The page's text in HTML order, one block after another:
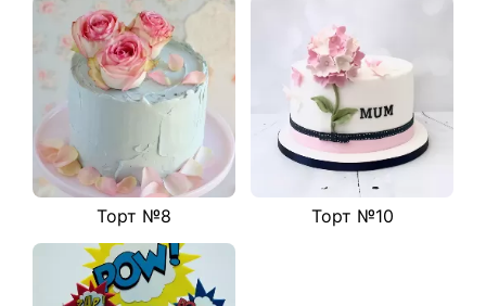
Торт №8 Торт №10